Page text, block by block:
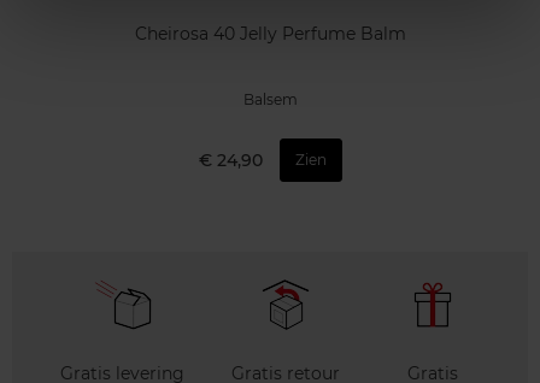
Cheirosa 40 Jelly Perfume Balm
Balsem
€ 24,90 Zien
Gratis levering
Gratis retour
Gratis